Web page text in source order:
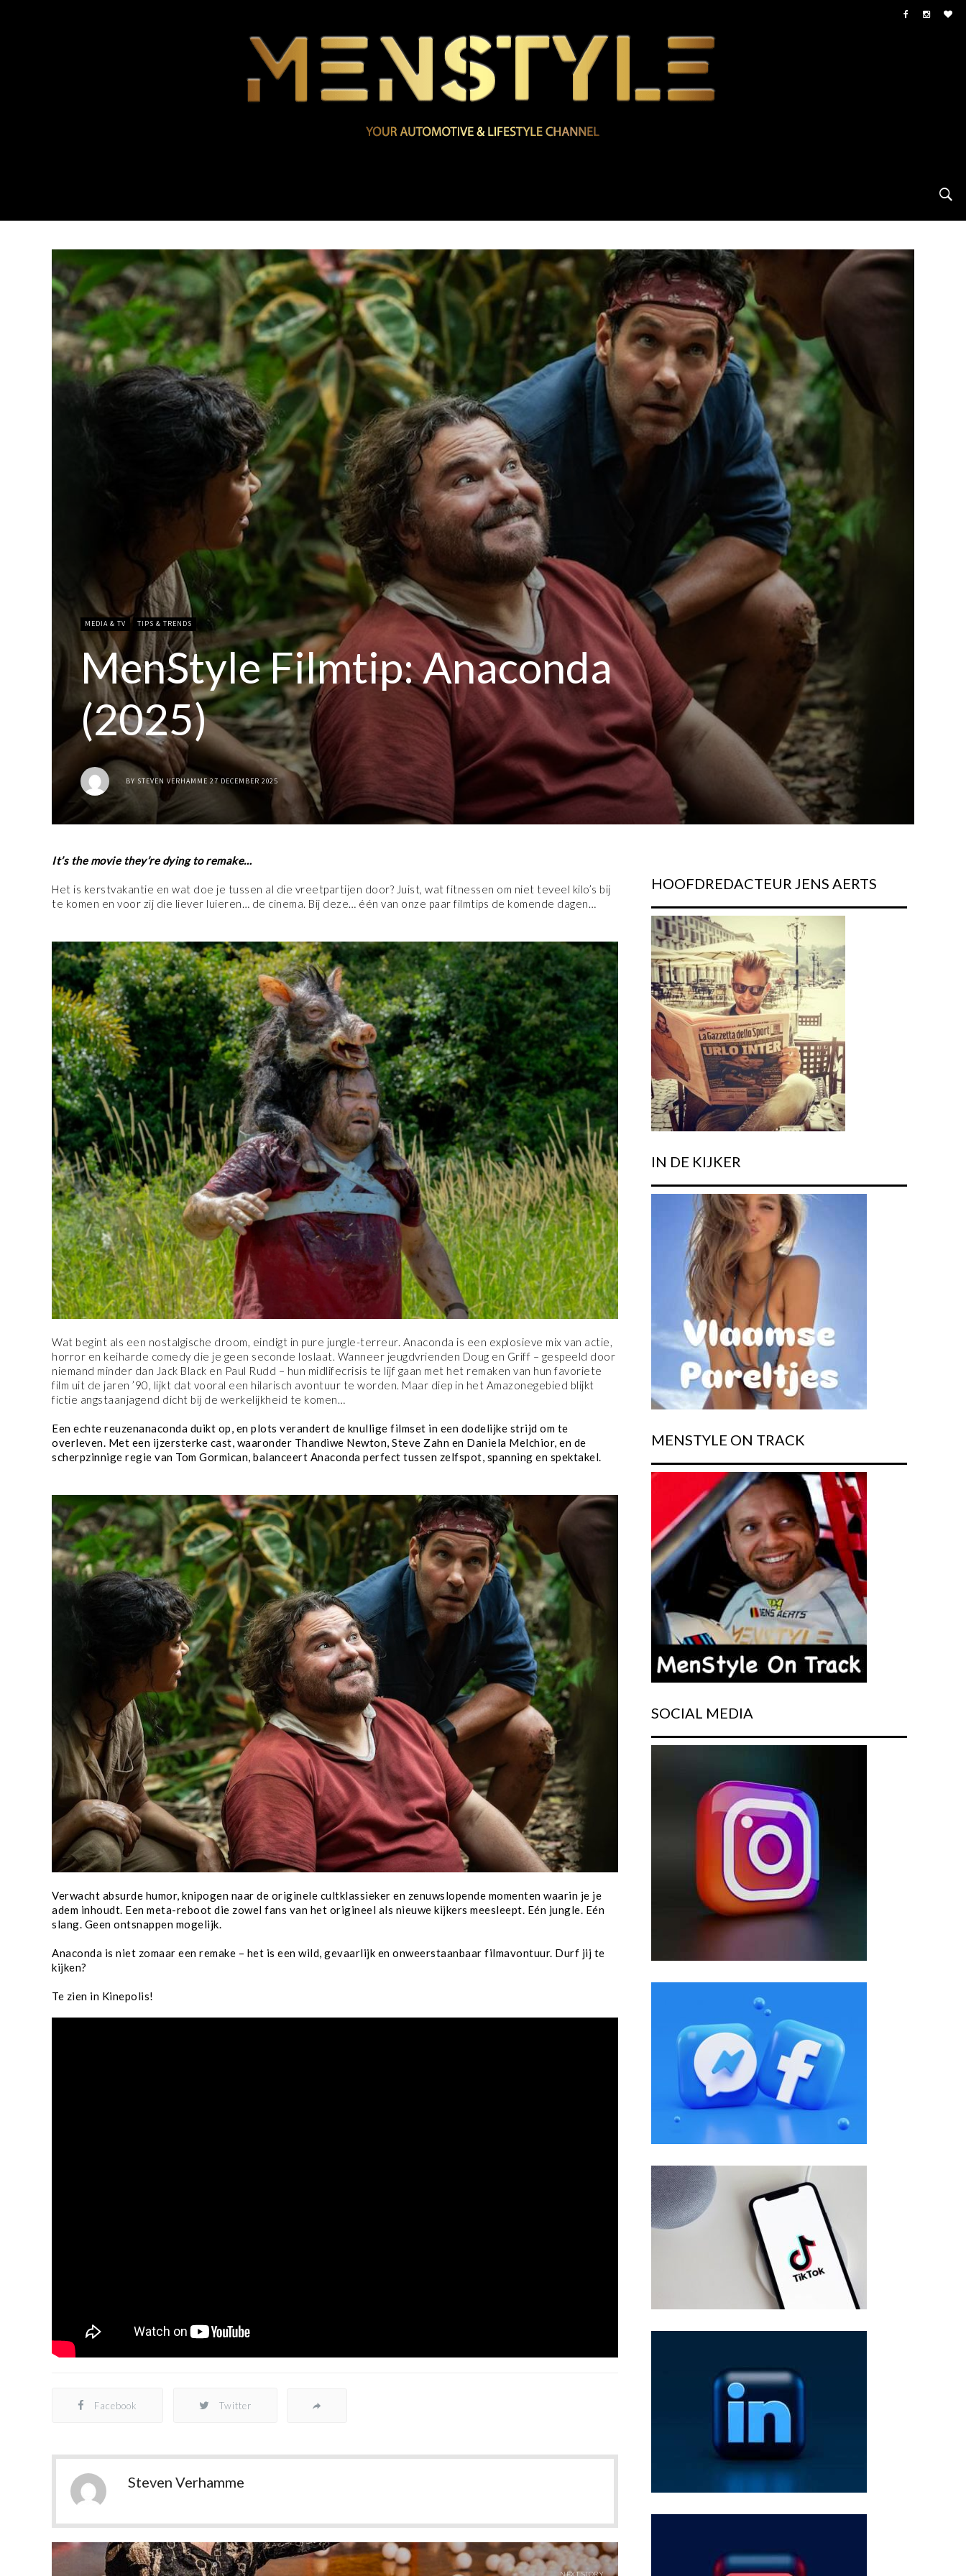
MEDIA & TV TIPS & TRENDS
MenStyle Filmtip: Anaconda
(2025)
BY STEVEN VERHAMME 27 DECEMBER 2025
It’s the movie they’re dying to remake…
Het is kerstvakantie en wat doe je tussen al die vreetpartijen door? Juist, wat fitnessen om niet teveel kilo’s bij
te komen en voor zij die liever luieren… de cinema. Bij deze… één van onze paar filmtips de komende dagen…
Wat begint als een nostalgische droom, eindigt in pure jungle-terreur. Anaconda is een explosieve mix van actie,
horror en keiharde comedy die je geen seconde loslaat. Wanneer jeugdvrienden Doug en Griff – gespeeld door
niemand minder dan Jack Black en Paul Rudd – hun midlifecrisis te lijf gaan met het remaken van hun favoriete
film uit de jaren ’90, lijkt dat vooral een hilarisch avontuur te worden. Maar diep in het Amazonegebied blijkt
fictie angstaanjagend dicht bij de werkelijkheid te komen…
Een echte reuzenanaconda duikt op, en plots verandert de knullige filmset in een dodelijke strijd om te
overleven. Met een ijzersterke cast, waaronder Thandiwe Newton, Steve Zahn en Daniela Melchior, en de
scherpzinnige regie van Tom Gormican, balanceert Anaconda perfect tussen zelfspot, spanning en spektakel.
Verwacht absurde humor, knipogen naar de originele cultklassieker en zenuwslopende momenten waarin je je
adem inhoudt. Een meta-reboot die zowel fans van het origineel als nieuwe kijkers meesleept. Eén jungle. Eén
slang. Geen ontsnappen mogelijk.
Anaconda is niet zomaar een remake – het is een wild, gevaarlijk en onweerstaanbaar filmavontuur. Durf jij te
kijken?
Te zien in Kinepolis!
Facebook Twitter
Steven Verhamme
NEXT STORY
HOOFDREDACTEUR JENS AERTS
IN DE KIJKER
MENSTYLE ON TRACK
SOCIAL MEDIA